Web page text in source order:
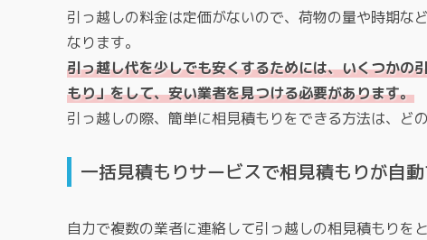
引っ越しの料金は定価がないので、荷物の量や時期な
なります。
引っ越し代を少しでも安くするためには、いくつかの
もり」をして、安い業者を見つける必要があります。
引っ越しの際、簡単に相見積もりをできる方法は、ど
一括見積もりサービスで相見積もりが自
自力で複数の業者に連絡して引っ越しの相見積もりを